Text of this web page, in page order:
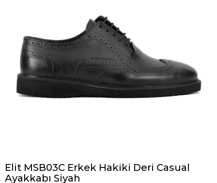
Elit MSB03C Erkek Hakiki Deri Casual
Ayakkabı Siyah